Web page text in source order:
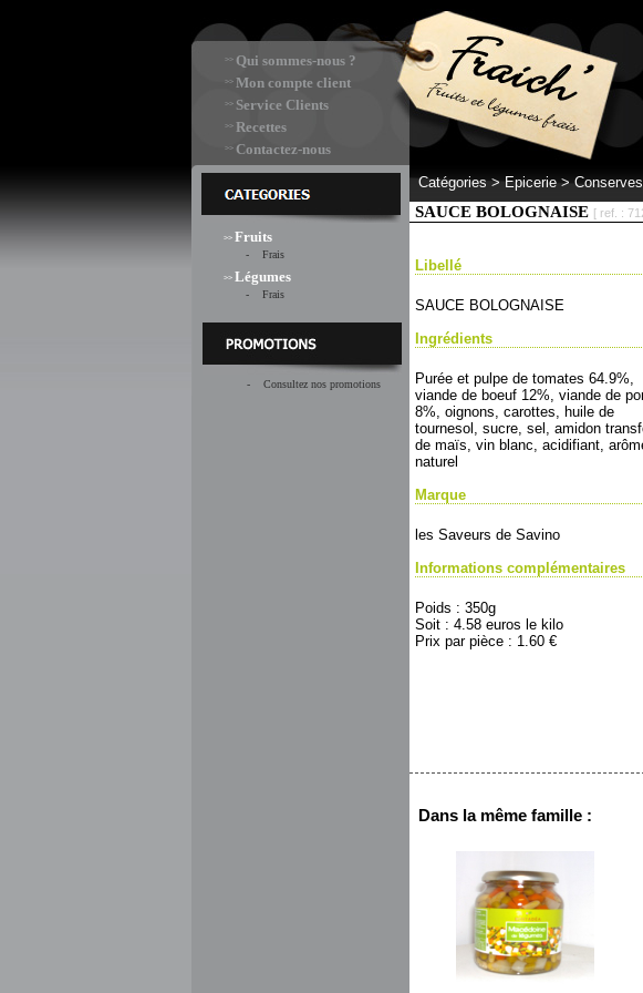
>> Qui sommes-nous ?
>> Mon compte client
>> Service Clients
>> Recettes
>> Contactez-nous
>> Fruits
- Frais
>> Légumes
- Frais
- Consultez nos promotions
Catégories >Epicerie > Conserves
SAUCE BOLOGNAISE [ ref. :
Libellé
SAUCE BOLOGNAISE
Ingrédients
Purée et pulpe de tomates 64.9%,
viande de boeuf 12%, viande de
8%, oignons, carottes, huile de
tournesol, sucre, sel, amidon
de maïs, vin blanc, acidifiant,
naturel
Marque
les Saveurs de Savino
Informations complémentaires
Poids : 350g
Soit : 4.58 euros le kilo
Prix par pièce : 1.60 €
Dans la même famille :